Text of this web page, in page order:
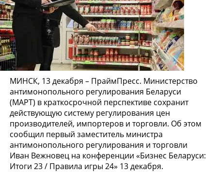
МИНСК, 13 декабря – ПраймПресс. Министерство
антимонопольного регулирования Беларуси
(МАРТ) в краткосрочной перспективе сохранит
действующую систему регулирования цен
производителей, импортеров и торговли. Об этом
сообщил первый заместитель министра
антимонопольного регулирования и торговли
Иван Вежновец на конференции «Бизнес Беларуси:
Итоги 23 / Правила игры 24» 13 декабря.